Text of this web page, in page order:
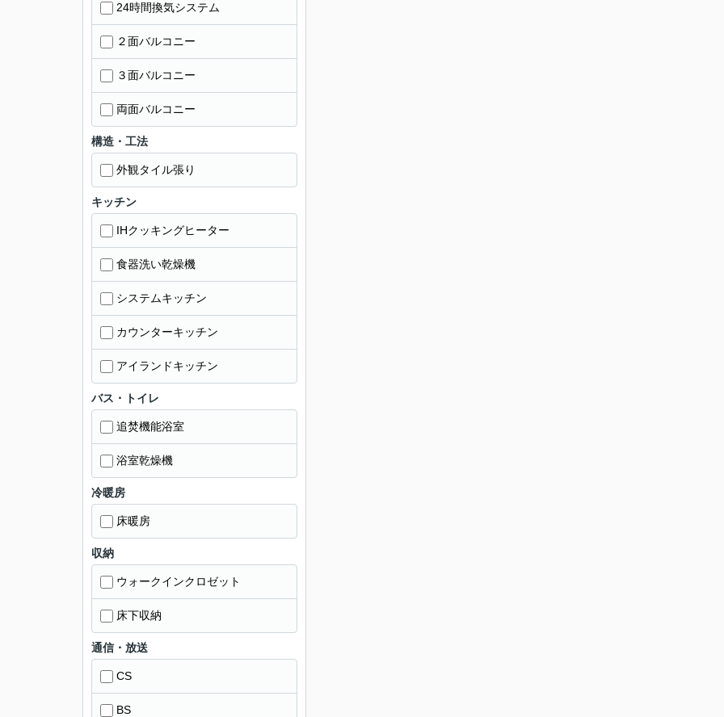
24時間換気システム
２面バルコニー
３面バルコニー
両面バルコニー
構造・工法
外観タイル張り
キッチン
IHクッキングヒーター
食器洗い乾燥機
システムキッチン
カウンターキッチン
アイランドキッチン
バス・トイレ
追焚機能浴室
浴室乾燥機
冷暖房
床暖房
収納
ウォークインクロゼット
床下収納
通信・放送
CS
BS